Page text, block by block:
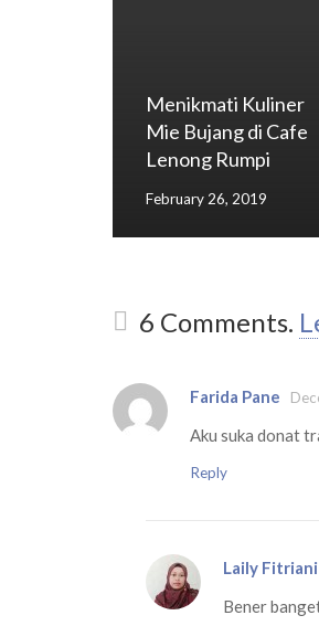
Menikmati Kuliner
Mie Bujang di Cafe
Lenong Rumpi
February 26, 2019
6 Comments.
Farida Pane
Aku suka donat
Reply
Laily Fitriani
Bener